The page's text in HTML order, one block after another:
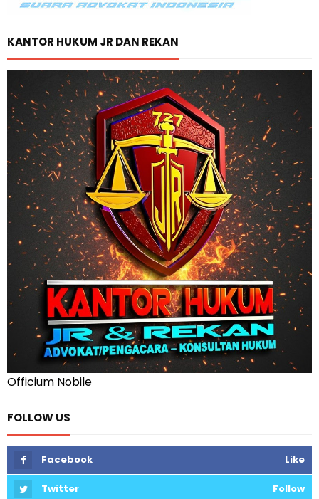
KANTOR HUKUM JR DAN REKAN
Officium Nobile
FOLLOW US
Facebook Like
Twitter Follow